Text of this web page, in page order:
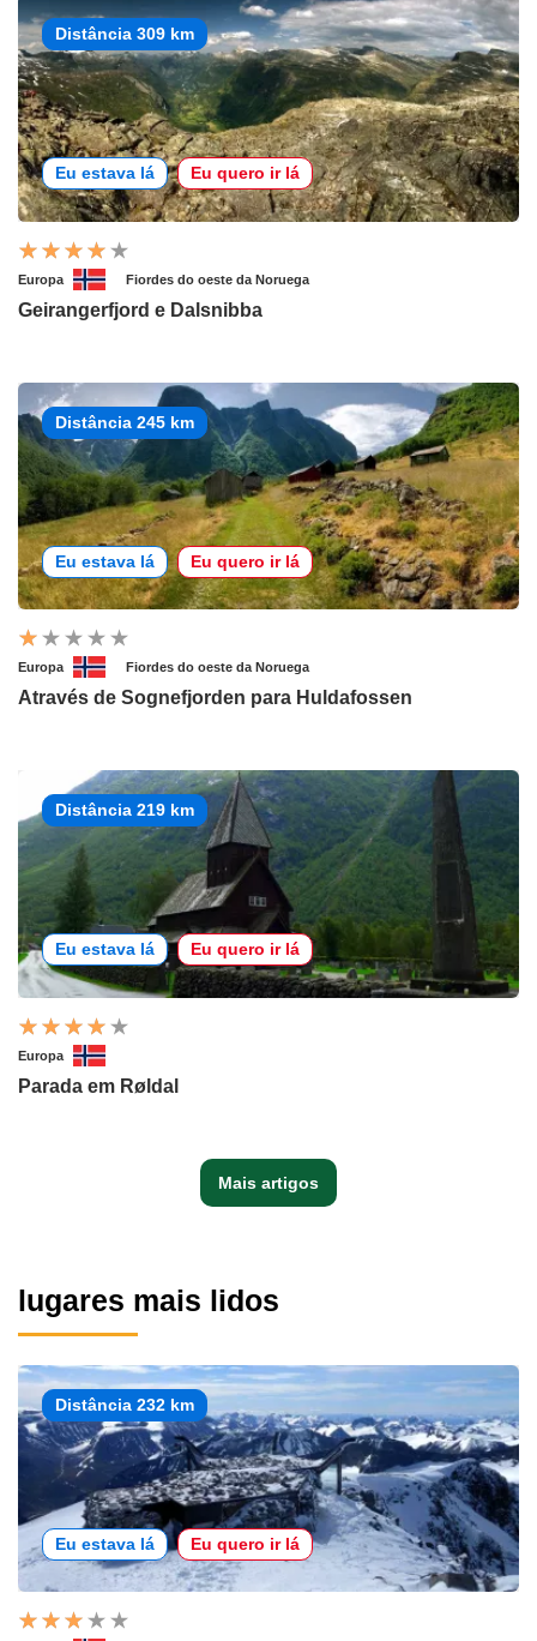
Distância 309 km
Eu estava lá Eu quero ir lá
Europa Fiordes do oeste da Noruega
Geirangerfjord e Dalsnibba
Distância 245 km
Eu estava lá Eu quero ir lá
Europa Fiordes do oeste da Noruega
Através de Sognefjorden para Huldafossen
Distância 219 km
Eu estava lá Eu quero ir lá
Europa
Parada em Røldal
Mais artigos
lugares mais lidos
Distância 232 km
Eu estava lá Eu quero ir lá